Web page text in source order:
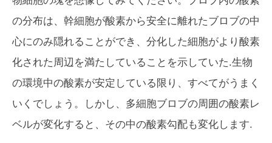
の分布は、幹細胞が酸素から安全に離れたブロブの中
心にのみ隠れることができ、分化した細胞がより酸素
化された周辺を満たしていることを示していた.生物
の環境中の酸素が安定している限り、すべてがうまく
いくでしょう。しかし、多細胞ブロブの周囲の酸素レ
ベルが変化すると、その中の酸素勾配も変化します.